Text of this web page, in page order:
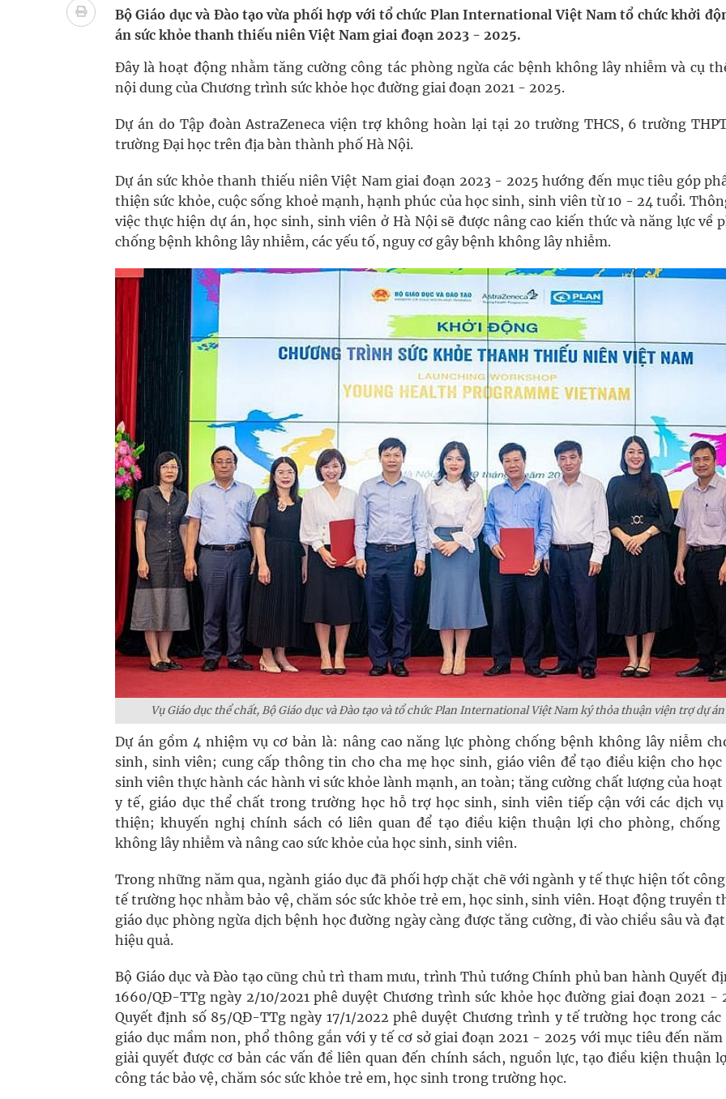
Nhiều lợi thế để nâng chất lượng y tế
Vương Thành Công: Khi việc học bắt đầu từ trải nghiệm thực tế
Bộ Giáo dục và Đào tạo vừa phối hợp với tổ chức Plan International Việt Nam tổ chức khởi
án sức khỏe thanh thiếu niên Việt Nam giai đoạn 2023 - 2025.
Đây là hoạt động nhằm tăng cường công tác phòng ngừa các bệnh không lây nhiễm và cụ
nội dung của Chương trình sức khỏe học đường giai đoạn 2021 - 2025.
Dự án do Tập đoàn AstraZeneca viện trợ không hoàn lại tại 20 trường THCS, 6 trường
trường Đại học trên địa bàn thành phố Hà Nội.
Dự án sức khỏe thanh thiếu niên Việt Nam giai đoạn 2023 - 2025 hướng đến mục tiêu góp
thiện sức khỏe, cuộc sống khoẻ mạnh, hạnh phúc của học sinh, sinh viên từ 10 - 24 tuổi.
việc thực hiện dự án, học sinh, sinh viên ở Hà Nội sẽ được nâng cao kiến thức và năng lực về
chống bệnh không lây nhiễm, các yếu tố, nguy cơ gây bệnh không lây nhiễm.
Vụ Giáo dục thể chất, Bộ Giáo dục và Đào tạo và tổ chức Plan International Việt Nam ký thỏa thuận viện trợ dự án
Dự án gồm 4 nhiệm vụ cơ bản là: nâng cao năng lực phòng chống bệnh không lây niễm
sinh, sinh viên; cung cấp thông tin cho cha mẹ học sinh, giáo viên để tạo điều kiện cho
sinh viên thực hành các hành vi sức khỏe lành mạnh, an toàn; tăng cường chất lượng của
y tế, giáo dục thể chất trong trường học hỗ trợ học sinh, sinh viên tiếp cận với các dịch
thiện; khuyến nghị chính sách có liên quan để tạo điều kiện thuận lợi cho phòng, chống
không lây nhiễm và nâng cao sức khỏe của học sinh, sinh viên.
Trong những năm qua, ngành giáo dục đã phối hợp chặt chẽ với ngành y tế thực hiện tốt
tế trường học nhằm bảo vệ, chăm sóc sức khỏe trẻ em, học sinh, sinh viên. Hoạt động truyền
giáo dục phòng ngừa dịch bệnh học đường ngày càng được tăng cường, đi vào chiều sâu và
hiệu quả.
Bộ Giáo dục và Đào tạo cũng chủ trì tham mưu, trình Thủ tướng Chính phủ ban hành Quyết
1660/QĐ-TTg ngày 2/10/2021 phê duyệt Chương trình sức khỏe học đường giai đoạn 2021 -
Quyết định số 85/QĐ-TTg ngày 17/1/2022 phê duyệt Chương trình y tế trường học trong các
giáo dục mầm non, phổ thông gắn với y tế cơ sở giai đoạn 2021 - 2025 với mục tiêu đến năm
giải quyết được cơ bản các vấn đề liên quan đến chính sách, nguồn lực, tạo điều kiện thuận
công tác bảo vệ, chăm sóc sức khỏe trẻ em, học sinh trong trường học.